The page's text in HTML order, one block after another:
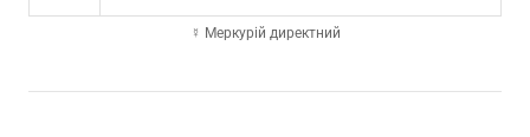
☿ Меркурій директний